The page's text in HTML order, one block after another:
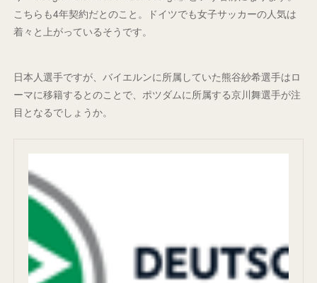
こちらも4年契約だとのこと。ドイツでも女子サッカーの人気は
着々と上がっているそうです。
日本人選手ですが、バイエルンに所属していた熊谷紗希選手はロ
ーマに移籍するとのことで、ポツダムに所属する京川舞選手が注
目となるでしょうか。